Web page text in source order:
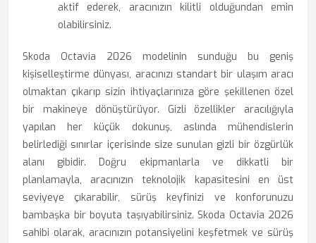
aktif ederek, aracınızın kilitli olduğundan emin
olabilirsiniz.
Skoda Octavia 2026 modelinin sunduğu bu geniş
kişiselleştirme dünyası, aracınızı standart bir ulaşım aracı
olmaktan çıkarıp sizin ihtiyaçlarınıza göre şekillenen özel
bir makineye dönüştürüyor. Gizli özellikler aracılığıyla
yapılan her küçük dokunuş, aslında mühendislerin
belirlediği sınırlar içerisinde size sunulan gizli bir özgürlük
alanı gibidir. Doğru ekipmanlarla ve dikkatli bir
planlamayla, aracınızın teknolojik kapasitesini en üst
seviyeye çıkarabilir, sürüş keyfinizi ve konforunuzu
bambaşka bir boyuta taşıyabilirsiniz. Skoda Octavia 2026
sahibi olarak, aracınızın potansiyelini keşfetmek ve sürüş